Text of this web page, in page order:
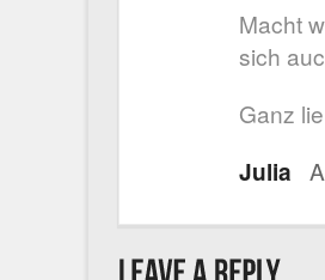
Macht
sich
Ganz
Julia